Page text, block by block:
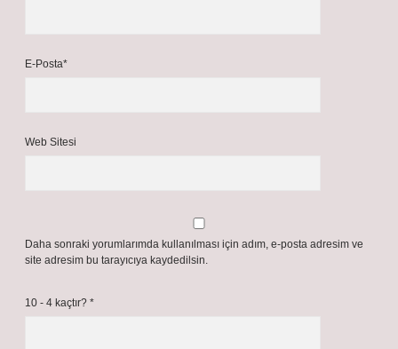
E-Posta*
Web Sitesi
Daha sonraki yorumlarımda kullanılması için adım, e-posta adresim ve
site adresim bu tarayıcıya kaydedilsin.
10 - 4 kaçtır? *